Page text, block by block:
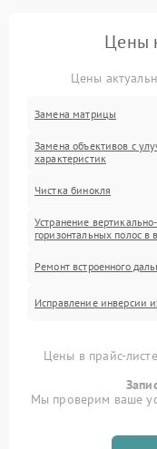
Цены
Цены
Замена матрицы
Замена объективов с
характеристик
Чистка бинокля
Устранение вертикально-
горизонтальных полос в
Ремонт встроенного
Исправление инверсии
Цены в прайс-
Мы проверим ваше